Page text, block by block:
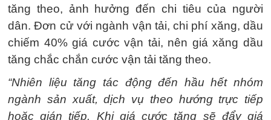
tăng theo, ảnh hưởng đến chi tiêu của người
dân. Đơn cử với ngành vận tải, chi phí xăng, dầu
chiếm 40% giá cước vận tải, nên giá xăng dầu
tăng chắc chắn cước vận tải tăng theo.
“Nhiên liệu tăng tác động đến hầu hết nhóm
ngành sản xuất, dịch vụ theo hướng trực tiếp
hoặc gián tiếp. Khi giá cước tăng sẽ đẩy giá